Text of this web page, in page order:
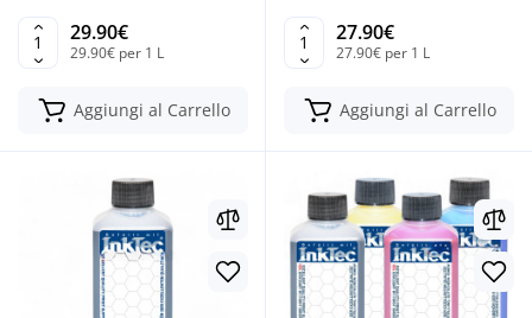
29.90€
29.90€ per 1 L
Aggiungi al Carrello
27.90€
27.90€ per 1 L
Aggiungi al Carrello